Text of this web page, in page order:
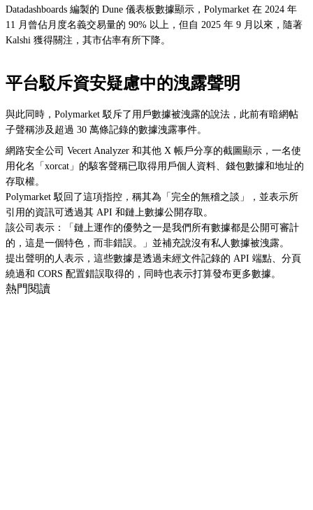
Datadashboards 編製的 Dune 儀表板數據顯示，Polymarket 在 2024 年
11 月曾佔月度名義交易量的 90% 以上，但自 2025 年 9 月以來，隨著
Kalshi 獲得關注，其市佔率有所下降。
平台駁斥資安疑慮中的洩露聲明
與此同時，Polymarket 駁斥了用戶數據被洩露的說法，此前有暗網帖
子聲稱涉及超過 30 萬條記錄的數據洩露事件。
網路安全公司 Vecert Analyzer 和其他 X 帳戶分享的截圖顯示，一名使
用化名「xorcat」的駭客聲稱已取得用戶個人資料、錢包數據和地址的
存取權。
Polymarket 駁回了這項指控，稱其為「完全的無稽之談」，並表示所
引用的資訊可透過其 API 和鏈上數據公開存取。
該公司表示：「鏈上運作的優勢之一是我們所有數據都是公開可審計
的，這是一個特色，而非錯誤。」並補充說沒有私人數據被洩露。
提出聲明的人表示，這些數據是透過未經文件記錄的 API 端點、分頁
繞過和 CORS 配置錯誤取得的，同時也表示打算發布更多數據。
熱門閱讀